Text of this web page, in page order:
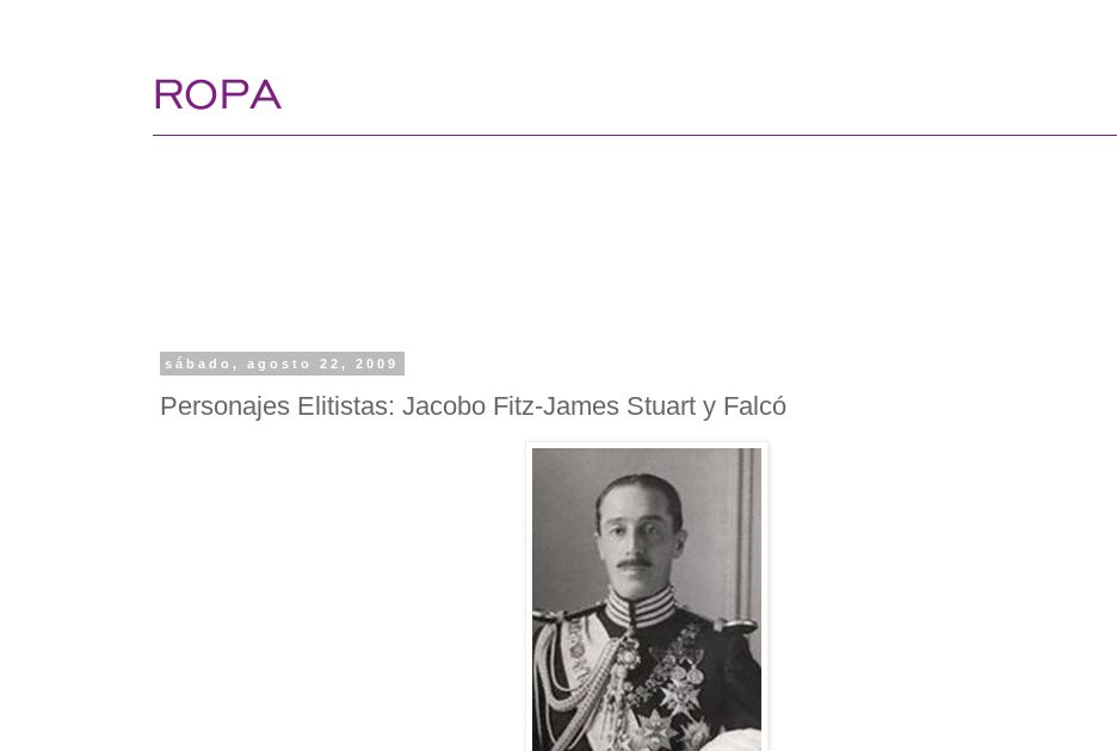
sábado, agosto 22, 2009
Personajes Elitistas: Jacobo Fitz-James Stuart y Falcó